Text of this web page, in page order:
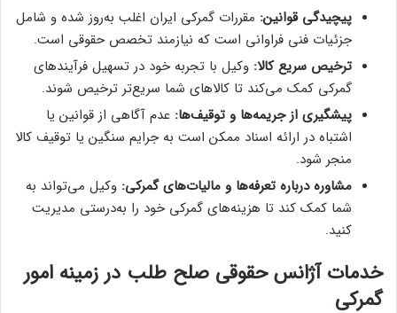
پیچیدگی قوانین: مقررات گمرکی ایران اغلب به‌روز شده و شامل
جزئیات فنی فراوانی است که نیازمند تخصص حقوقی است.
ترخیص سریع کالا: وکیل با تجربه خود در تسهیل فرآیندهای
گمرکی کمک می‌کند تا کالاهای شما سریع‌تر ترخیص شوند.
پیشگیری از جریمه‌ها و توقیف‌ها: عدم آگاهی از قوانین یا
اشتباه در ارائه اسناد ممکن است به جرایم سنگین یا توقیف کالا
منجر شود.
مشاوره درباره تعرفه‌ها و مالیات‌های گمرکی: وکیل می‌تواند به
شما کمک کند تا هزینه‌های گمرکی خود را به‌درستی مدیریت
کنید.
خدمات آژانس حقوقی صلح طلب در زمینه امور
گمرکی